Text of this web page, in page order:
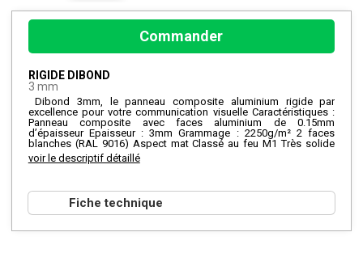
Commander
RIGIDE DIBOND
3 mm
Dibond 3mm, le panneau composite aluminium rigide par
excellence pour votre communication visuelle Caractéristiques :
Panneau composite avec faces aluminium de 0.15mm
d’épaisseur Epaisseur : 3mm Grammage : 2250g/m² 2 faces
blanches (RAL 9016) Aspect mat Classé au feu M1 Très solide
Résiste à l’eau Usage intérieur/extérieur Impression HD grand
format sur mesure Applications possibles : Enseignes Habillage
à la forme Impression Recto/Verso Lamination Perforation –
Fièrement imprimé par Rollup-Online : qualité HD, prix bas & délai
respecté –
voir le descriptif détaillé
Fiche technique